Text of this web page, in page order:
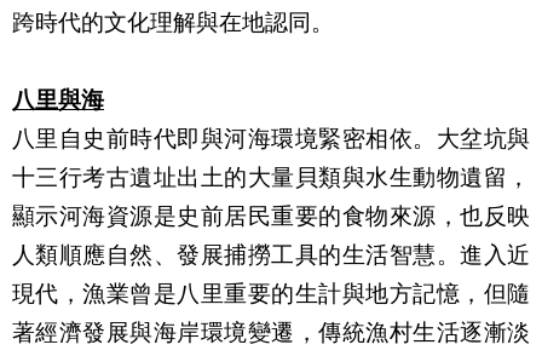
跨時代的文化理解與在地認同。
八里與海
八里自史前時代即與河海環境緊密相依。大坌坑與
十三行考古遺址出土的大量貝類與水生動物遺留，
顯示河海資源是史前居民重要的食物來源，也反映
人類順應自然、發展捕撈工具的生活智慧。進入近
現代，漁業曾是八里重要的生計與地方記憶，但隨
著經濟發展與海岸環境變遷，傳統漁村生活逐漸淡